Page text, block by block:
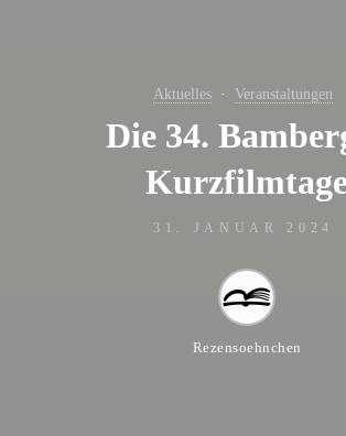
Aktuelles Veranstaltungen
Die 34.
31. JANUAR 2024
Rezensoehnchen